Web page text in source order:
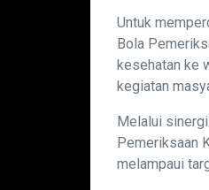
Untuk
Bola
kesehatan ke
kegiatan
Melalui
Pemeriksaan
melampaui